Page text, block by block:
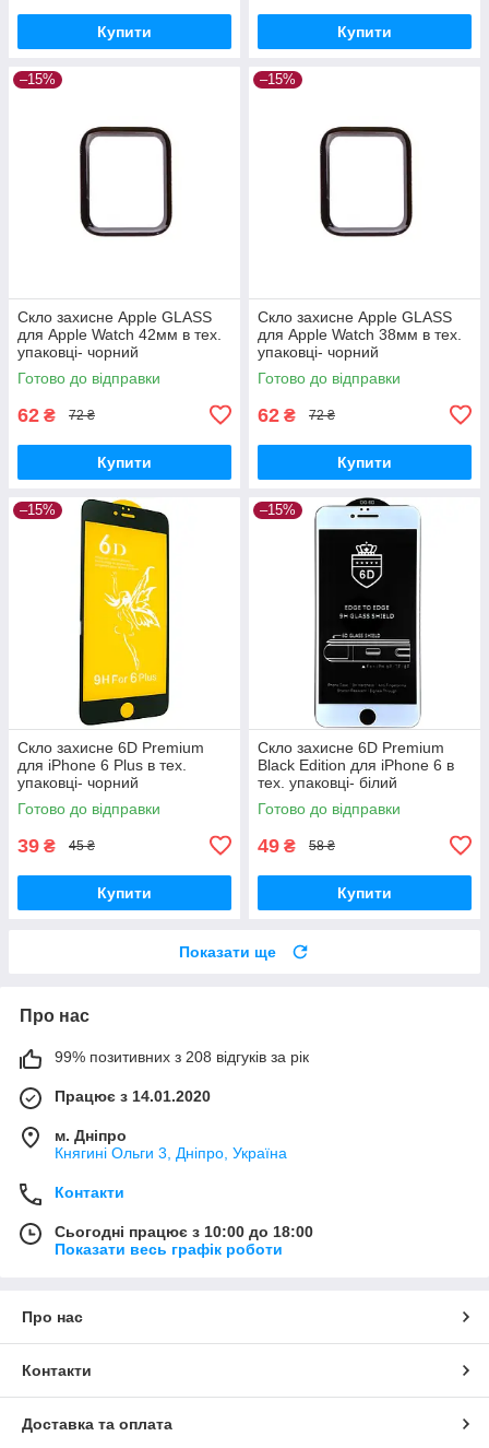
Купити Купити
–15%
Скло захисне Apple GLASS
для Apple Watch 42мм в тех.
упаковці- чорний
Готово до відправки
62 ₴ 72 ₴
Купити
–15%
Скло захисне Apple GLASS
для Apple Watch 38мм в тех.
упаковці- чорний
Готово до відправки
62 ₴ 72 ₴
Купити
–15%
Скло захисне 6D Premium
для iPhone 6 Plus в тех.
упаковці- чорний
Готово до відправки
39 ₴ 45 ₴
Купити
–15%
Скло захисне 6D Premium
Black Edition для iPhone 6 в
тех. упаковці- білий
Готово до відправки
49 ₴ 58 ₴
Купити
Показати ще
Про нас
99% позитивних з 208 відгуків за рік
Працює з 14.01.2020
м. Дніпро
Княгині Ольги 3, Дніпро, Україна
Контакти
Сьогодні працює з 10:00 до 18:00
Показати весь графік роботи
Про нас
Контакти
Доставка та оплата